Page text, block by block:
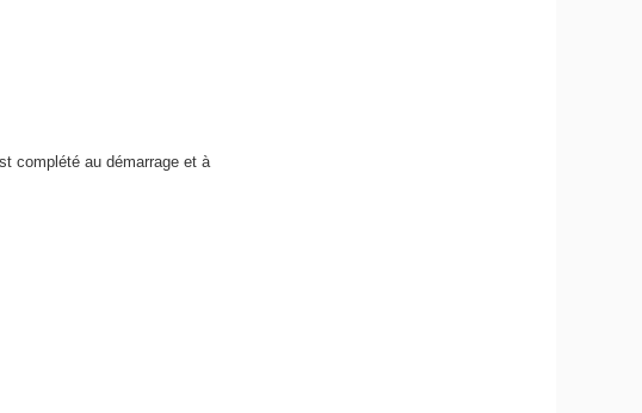
complété au démarrage et à